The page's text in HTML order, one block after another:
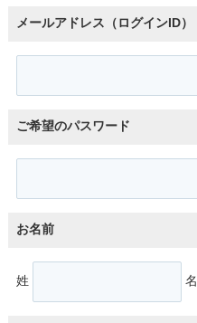
メールアドレス（ログインID）
ご希望のパスワード
お名前
姓 名